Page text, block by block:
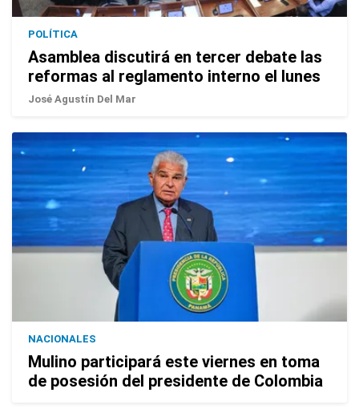
POLÍTICA
Asamblea discutirá en tercer debate las
reformas al reglamento interno el lunes
José Agustín Del Mar
NACIONALES
Mulino participará este viernes en toma
de posesión del presidente de Colombia